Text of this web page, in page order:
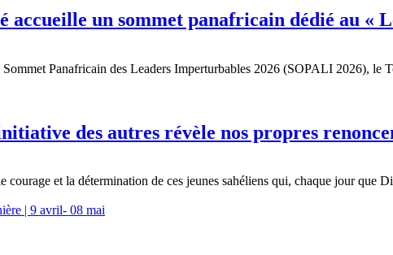
accueille un sommet panafricain dédié au «
Panafricain des Leaders Imperturbables 2026 (SOPALI 2026),
des autres révèle nos propres
courage et la détermination de ces jeunes sahéliens qui, chaque jour